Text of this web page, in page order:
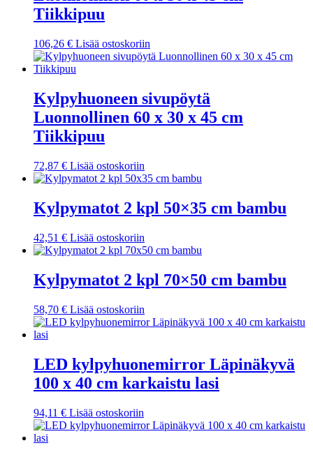
Tiikkipuu
106,26 € Lisää ostoskoriin
Kylpyhuoneen sivupöytä
Luonnollinen 60 x 30 x 45 cm
Tiikkipuu
72,87 € Lisää ostoskoriin
Kylpymatot 2 kpl 50×35 cm bambu
42,51 € Lisää ostoskoriin
Kylpymatot 2 kpl 70×50 cm bambu
58,70 € Lisää ostoskoriin
LED kylpyhuonemirror Läpinäkyvä
100 x 40 cm karkaistu lasi
94,11 € Lisää ostoskoriin